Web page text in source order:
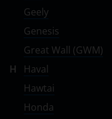
Geely
Genesis
Great Wall (GWM)
H
Haval
Hawtai
Honda